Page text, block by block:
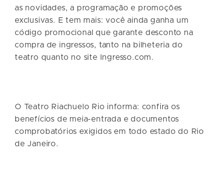
as novidades, a programação e promoções
exclusivas. E tem mais: você ainda ganha um
código promocional que garante desconto na
compra de ingressos, tanto na bilheteria do
teatro quanto no site Ingresso.com.
O Teatro Riachuelo Rio informa: confira os
benefícios de meia-entrada e documentos
comprobatórios exigidos em todo estado do Rio
de Janeiro.